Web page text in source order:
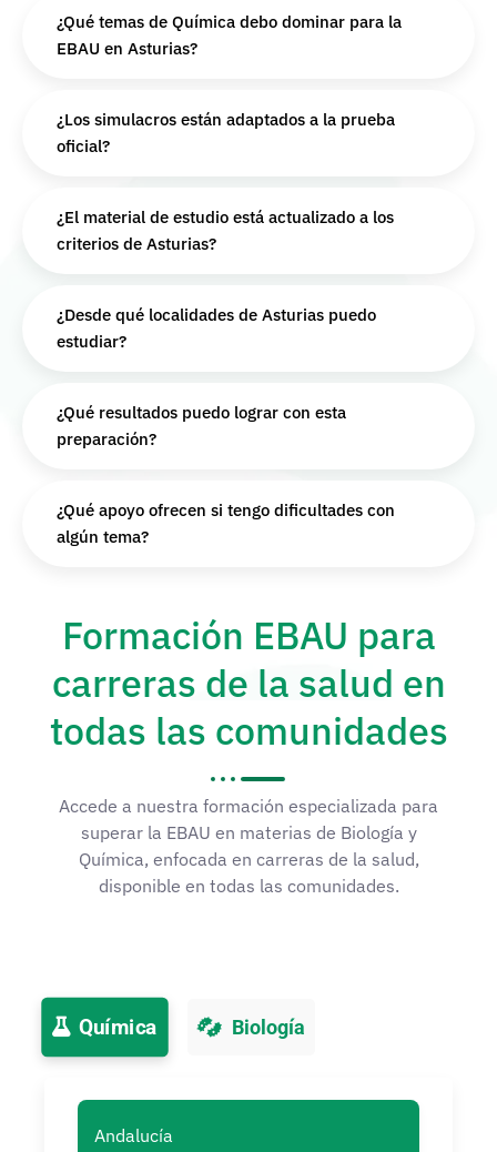
¿Qué temas de Química debo dominar para la
EBAU en Asturias?
¿Los simulacros están adaptados a la prueba
oficial?
¿El material de estudio está actualizado a los
criterios de Asturias?
¿Desde qué localidades de Asturias puedo
estudiar?
¿Qué resultados puedo lograr con esta
preparación?
¿Qué apoyo ofrecen si tengo dificultades con
algún tema?
Formación EBAU para
carreras de la salud en
todas las comunidades
Accede a nuestra formación especializada para
superar la EBAU en materias de Biología y
Química, enfocada en carreras de la salud,
disponible en todas las comunidades.
Química Biología
Andalucía